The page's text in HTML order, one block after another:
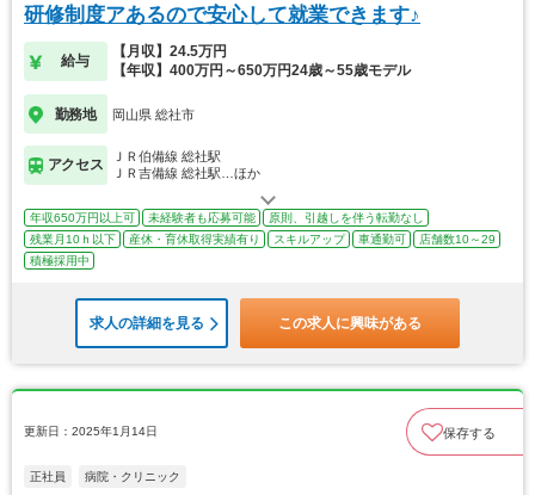
研修制度アあるので安心して就業できます♪
給与
【月収】24.5万円
【年収】400万円～650万円24歳～55歳モデル
勤務地 岡山県 総社市
アクセス
ＪＲ伯備線 総社駅
ＪＲ吉備線 総社駅…ほか
年収650万円以上可 未経験者も応募可能
原則、引越しを伴う転勤なし
残業月10ｈ以下
産休・育休取得実績有り スキルアップ 車通勤可
店舗数10～29
積極採用中
求人の詳細を見る この求人に興味がある
更新日：2025年1月14日 保存する
正社員 病院・クリニック